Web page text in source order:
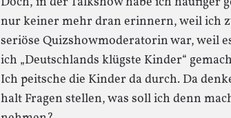
nur keiner mehr dran erinnern, weil ich
seriöse Quizshowmoderatorin war, weil
ich „Deutschlands klügste Kinder“
Ich peitsche die Kinder da durch. Da
halt Fragen stellen, was soll ich denn